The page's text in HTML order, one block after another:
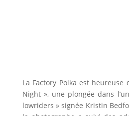
La Factory Polka est heureuse
Night », une plongée dans
lowriders » signée Kristin